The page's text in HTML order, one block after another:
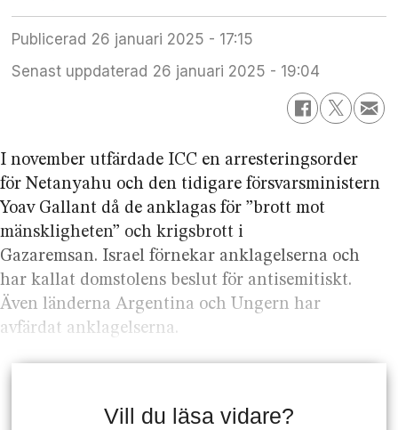
Publicerad
26 januari 2025 - 17:15
Senast uppdaterad
26 januari 2025 - 19:04
I november utfärdade ICC en arresteringsorder
för Netanyahu och den tidigare försvarsministern
Yoav Gallant då de anklagas för ”brott mot
mänskligheten” och krigsbrott i
Gazaremsan. Israel förnekar anklagelserna och
har kallat domstolens beslut för antisemitiskt.
Även länderna Argentina och Ungern har
avfärdat anklagelserna.
Vill du läsa vidare?